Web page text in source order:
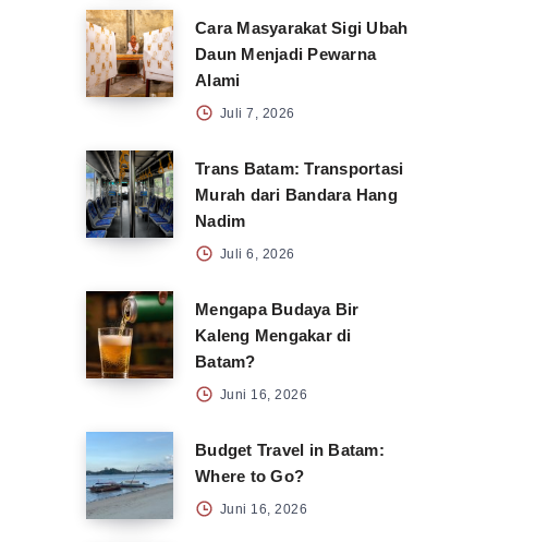
Cara Masyarakat Sigi Ubah
Daun Menjadi Pewarna
Alami
Juli 7, 2026
Trans Batam: Transportasi
Murah dari Bandara Hang
Nadim
Juli 6, 2026
Mengapa Budaya Bir
Kaleng Mengakar di
Batam?
Juni 16, 2026
Budget Travel in Batam:
Where to Go?
Juni 16, 2026